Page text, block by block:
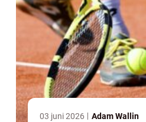
03 juni 2026 Adam Wallin